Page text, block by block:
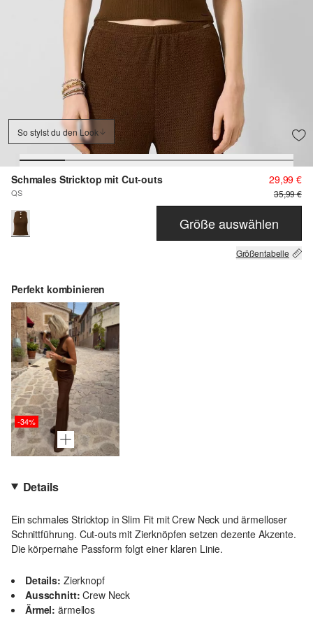
So stylst du den Look
Schmales Stricktop mit Cut-outs
QS
29,99 €
35,99 €
Größe auswählen
Größentabelle
Perfekt kombinieren
-34%
Details
Ein schmales Stricktop in Slim Fit mit Crew Neck und ärmelloser
Schnittführung. Cut-outs mit Zierknöpfen setzen dezente Akzente.
Die körpernahe Passform folgt einer klaren Linie.
Details: Zierknopf
Ausschnitt: Crew Neck
Ärmel: ärmellos